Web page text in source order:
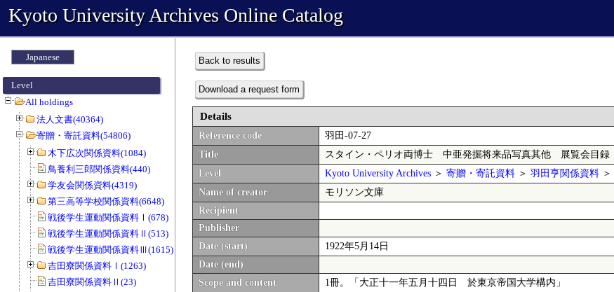
Kyoto University Archives Online Catalog
Japanese
Level
All holdings
法人文書(40364)
寄贈・寄託資料(54806)
木下広次関係資料(1084)
鳥養利三郎関係資料(440)
学友会関係資料(4319)
第三高等学校関係資料(6648)
戦後学生運動関係資料Ⅰ(678)
戦後学生運動関係資料Ⅱ(513)
戦後学生運動関係資料Ⅲ(1615)
吉田寮関係資料Ⅰ(1263)
吉田寮関係資料Ⅱ(23)
Back to results
Download a request form
Details
Reference code
羽田-07-27
Title
スタイン・ペリオ両博士 中亜発掘将来品写真其他 展覧会目録
Level
Kyoto University Archives ＞ 寄贈・寄託資料 ＞ 羽田亨関係資料 ＞
Name of creator
モリソン文庫
Recipient
Publisher
Date (start)
1922年5月14日
Date (end)
Scope and content
1冊。「大正十一年五月十四日 於東京帝国大学構内」